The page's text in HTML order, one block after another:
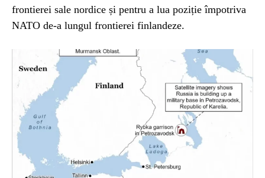
frontierei sale nordice și pentru a lua poziție împotriva
NATO de-a lungul frontierei finlandeze.